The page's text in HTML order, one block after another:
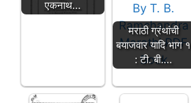
एकनाथ…
मराठी ग्रंथांची
बयाजवार यादि भाग १
: टी. बी.…